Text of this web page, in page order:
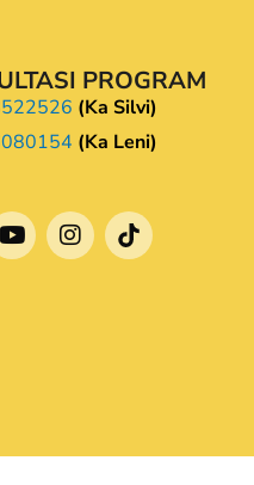
PROGRAM
(Ka Silvi)
(Ka Leni)
Y
o
I
n